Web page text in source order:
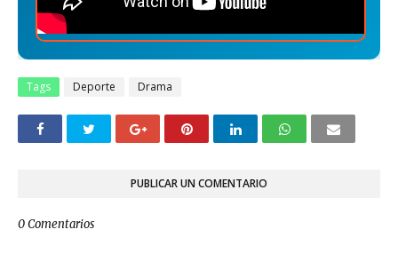
Tags Deporte Drama
PUBLICAR UN COMENTARIO
0 Comentarios